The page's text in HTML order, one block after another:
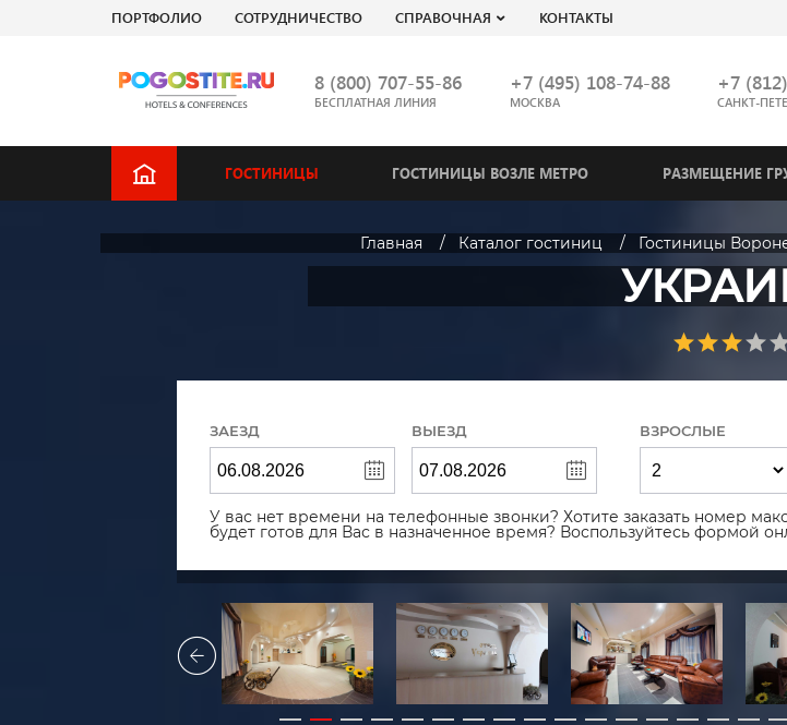
ПОРТФОЛИО СОТРУДНИЧЕСТВО СПРАВОЧНАЯ КОНТАКТЫ
8 (800) 707-55-86
БЕСПЛАТНАЯ ЛИНИЯ
+7 (495) 108-74-88
МОСКВА
+7
САНКТ-
ГОСТИНИЦЫ ГОСТИНИЦЫ ВОЗЛЕ МЕТРО РАЗМЕЩЕНИЕ
Главная Каталог гостиниц Гостиницы
ЗАЕЗД ВЫЕЗД ВЗРОСЛЫЕ
У вас нет времени на телефонные звонки? Хотите заказать номер
будет готов для Вас в назначенное время? Воспользуйтесь формой